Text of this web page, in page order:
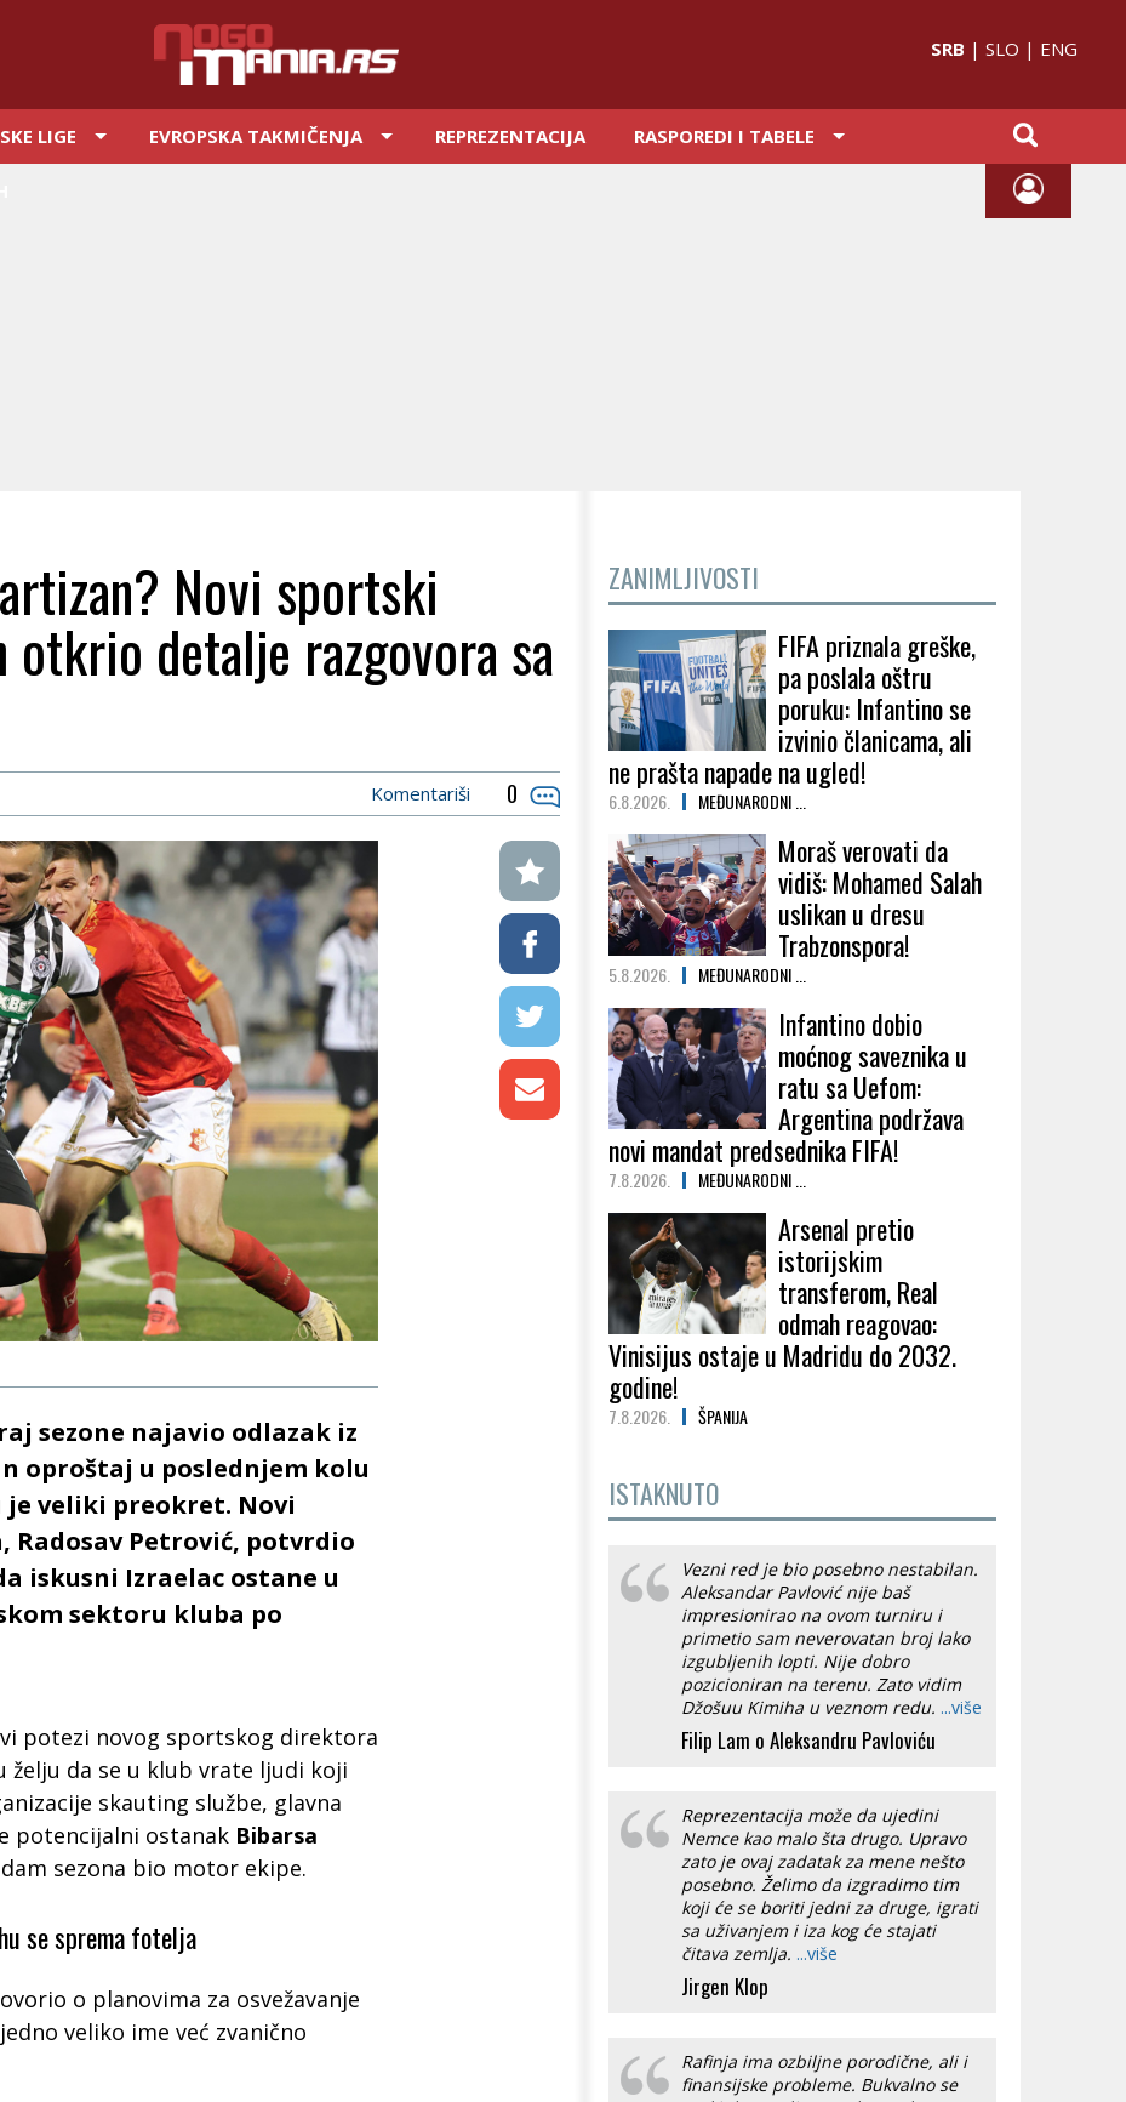
SRB | SLO | ENG
LIGE EVROPSKA TAKMIČENJA REPREZENTACIJA RASPOREDI I TABELE
Novi sportski
detalje razgovora sa
0
Komentariši
sezone najavio odlazak iz
oproštaj u poslednjem kolu
je veliki preokret. Novi
Petrović, potvrdio
iskusni Izraelac ostane u
sektoru kluba po
potezi novog sportskog direktora
želju da se u klub vrate ljudi koji
skauting službe, glavna
potencijalni ostanak Bibarsa
sezona bio motor ekipe.
se sprema fotelja
o planovima za osvežavanje
veliko ime već zvanično
ZANIMLJIVOSTI
FIFA priznala greške,
pa poslala oštru
poruku: Infantino se
izvinio članicama, ali
ne prašta napade na ugled!
6.8.2026. MEĐUNARODNI ...
Moraš verovati da
vidiš: Mohamed Salah
uslikan u dresu
Trabzonspora!
5.8.2026. MEĐUNARODNI ...
Infantino dobio
moćnog saveznika u
ratu sa Uefom:
Argentina podržava
novi mandat predsednika FIFA!
7.8.2026. MEĐUNARODNI ...
Arsenal pretio
istorijskim
transferom, Real
odmah reagovao:
Vinisijus ostaje u Madridu do 2032.
godine!
7.8.2026. ŠPANIJA
ISTAKNUTO
Vezni red je bio posebno nestabilan.
Aleksandar Pavlović nije baš
impresionirao na ovom turniru i
primetio sam neverovatan broj lako
izgubljenih lopti. Nije dobro
pozicioniran na terenu. Zato vidim
Džošuu Kimiha u veznom redu. ...više
Filip Lam o Aleksandru Pavloviću
Reprezentacija može da ujedini
Nemce kao malo šta drugo. Upravo
zato je ovaj zadatak za mene nešto
posebno. Želimo da izgradimo tim
koji će se boriti jedni za druge, igrati
sa uživanjem i iza kog će stajati
čitava zemlja. ...više
Jirgen Klop
Rafinja ima ozbiljne porodične, ali i
finansijske probleme. Bukvalno se